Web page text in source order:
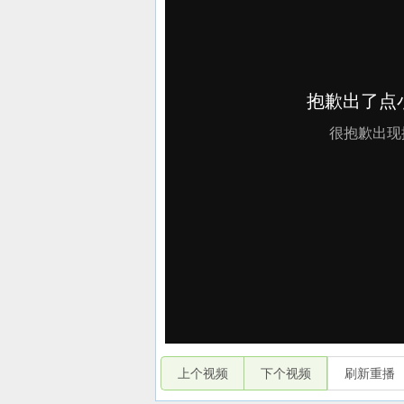
上个视频 下个视频 刷新重播